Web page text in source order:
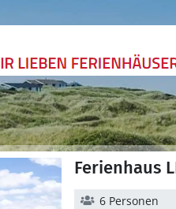
Ferienhaus
6 Personen